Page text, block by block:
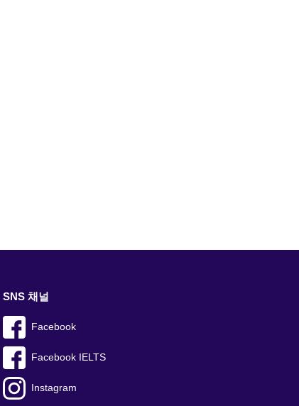
SNS 채널
Facebook
Facebook IELTS
Instagram